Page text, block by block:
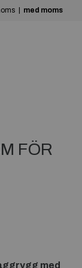
med moms
FÖR
med